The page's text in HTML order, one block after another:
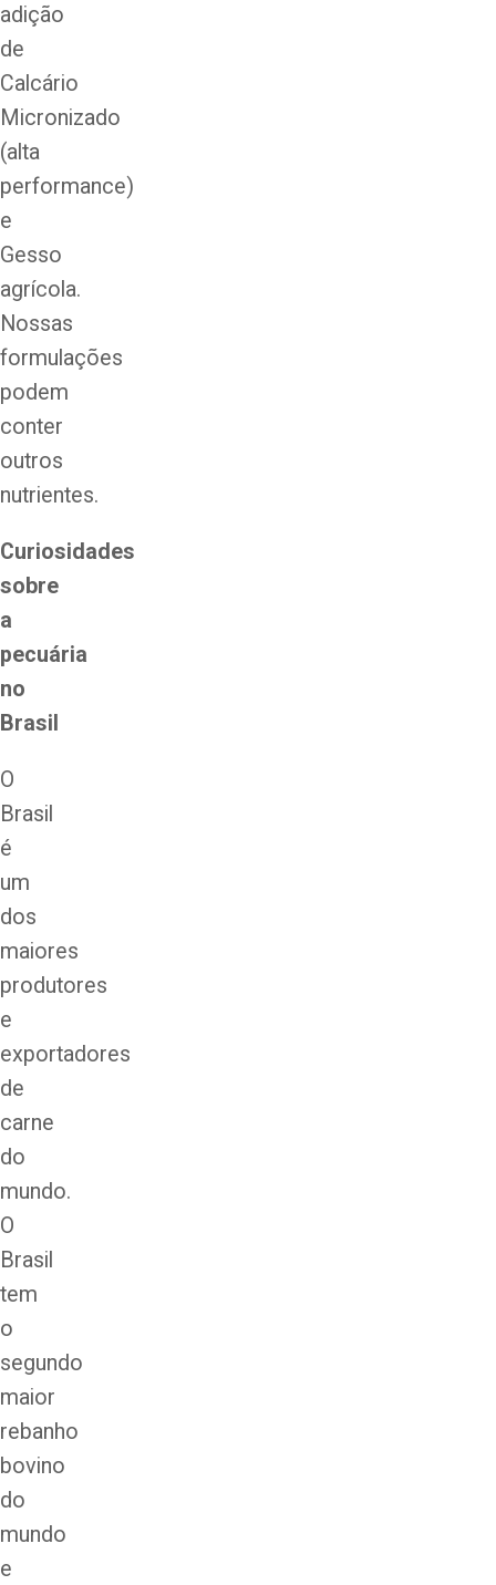
adição
de
Calcário
Micronizado
(alta
performance)
e
Gesso
agrícola.
Nossas
formulações
podem
conter
outros
nutrientes.
Curiosidades
sobre
a
pecuária
no
Brasil
O
Brasil
é
um
dos
maiores
produtores
e
exportadores
de
carne
do
mundo.
O
Brasil
tem
o
segundo
maior
rebanho
bovino
do
mundo
e